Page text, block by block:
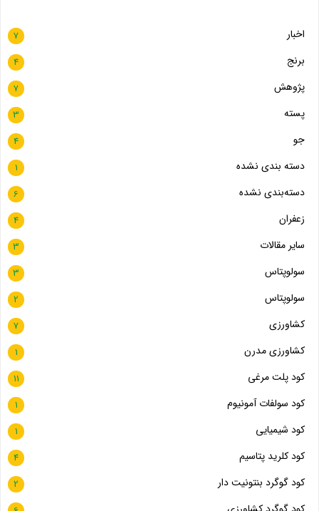
اخبار 7
برنج 4
پژوهش 7
پسته 3
جو 4
دسته بندی نشده 1
دسته‌بندی نشده 6
زعفران 4
سایر مقالات 3
سولوپتاس 3
سولوپتاس 2
کشاورزی 7
کشاورزی مدرن 1
کود پلت مرغی 11
کود سولفات آمونیوم 1
کود شیمیایی 1
کود کلرید پتاسیم 4
کود گوگرد بنتونیت دار 2